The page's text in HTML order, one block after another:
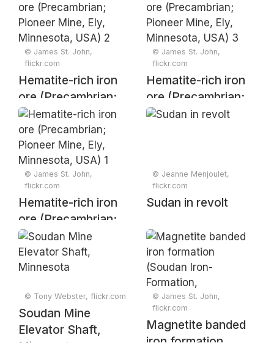
Minnesota, USA) 4
© James St. John,
flickr.com
Hematite-rich iron
ore (Precambrian;
Pioneer Mine, Ely,
Minnesota, USA) 2
© James St. John,
flickr.com
Hematite-rich iron
ore (Precambrian;
Pioneer Mine, Ely,
© James St. John,
flickr.com
Hematite-rich iron
ore (Precambrian;
Pioneer Mine, Ely,
Minnesota, USA) 1
© Jeanne Menjoulet,
flickr.com
Sudan in revolt
© Tony Webster, flickr.com
Soudan Mine
Elevator Shaft,
Minnesota
© James St. John,
flickr.com
Magnetite banded
iron formation